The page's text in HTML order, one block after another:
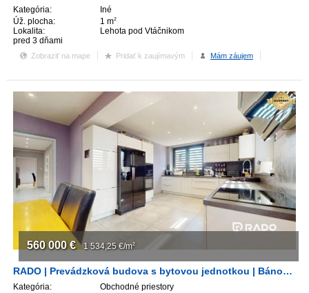
Kategória:
Iné
Úž. plocha:
1 m2
Lokalita:
Lehota pod Vtáčnikom
pred 3 dňami
Zobraziť na mape Pridať k zaujímavým Mám záujem
RADO | Prevádzková budova s bytovou jednotkou | Bánovce nad Bebravou
Kategória:
Obchodné priestory
560 000 € 1 534,25 €/m2